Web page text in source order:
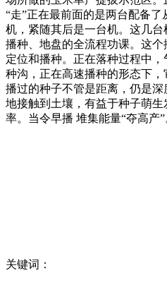
“走”正在最前面的是两台配备
机，紧随其后是一台机。这几
播种、地盘的全流程功课。这
定位和播种。正在落种过程中
种沟，正在高速播种的形态下，
播过的种子不管是距离，仍是
地接触到土壤，有益于种子萌
率。当令早播 堆集能量“夺高产”
关键词：